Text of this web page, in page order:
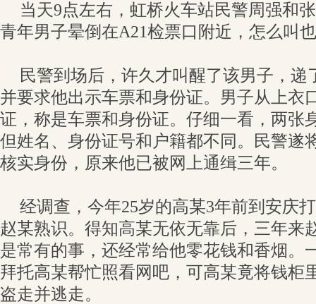
当天9点左右，虹桥火车站民警周强和
青年男子晕倒在A21检票口附近，怎么叫
民警到场后，许久才叫醒了该男子，递
并要求他出示车票和身份证。男子从上衣
证，称是车票和身份证。仔细一看，两张
但姓名、身份证号和户籍都不同。民警遂
核实身份，原来他已被网上通缉三年。
经调查，今年25岁的高某3年前到安庆
赵某熟识。得知高某无依无靠后，三年来
是常有的事，还经常给他零花钱和香烟。
拜托高某帮忙照看网吧，可高某竟将钱柜
盗走并逃走。